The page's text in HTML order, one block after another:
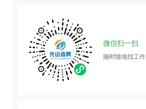
微信扫一扫
随时随地找工作